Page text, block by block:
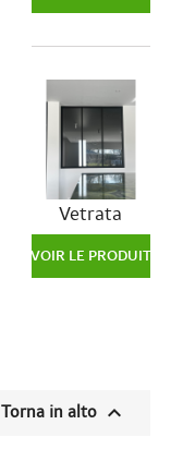
pezzi in...
Vetrata
VOIR LE PRODUIT
Torna in alto 